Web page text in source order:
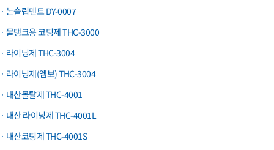
· 논슬립멘트 DY-0007
· 물탱크용 코팅제 THC-3000
· 라이닝제 THC-3004
· 라이닝제(엠보) THC-3004
· 내산몰탈제 THC-4001
· 내산 라이닝제 THC-4001L
· 내산코팅제 THC-4001S